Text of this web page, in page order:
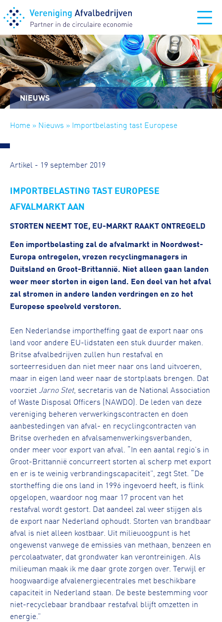
NIEUWS
Home » Nieuws » Importbelasting tast Europese
Artikel - 19 september 2019
IMPORTBELASTING TAST EUROPESE
AFVALMARKT AAN
STORTEN NEEMT TOE, EU-MARKT RAAKT ONTREGELD
Een importbelasting zal de afvalmarkt in Noordwest-
Europa ontregelen, vrezen recyclingmanagers in
Duitsland en Groot-Brittannië. Niet alleen gaan landen
weer meer storten in eigen land. Een deel van het afval
zal stromen in andere landen verdringen en zo het
Europese speelveld verstoren.
Een Nederlandse importheffing gaat de export naar ons
land voor andere EU-lidstaten een stuk duurder maken.
Britse afvalbedrijven zullen hun restafval en
sorteerresiduen dan niet meer naar ons land uitvoeren,
maar in eigen land weer naar de stortplaats brengen. Dat
voorziet Jarno Stet, secretaris van de National Association
of Waste Disposal Officers (NAWDO). De leden van deze
vereniging beheren verwerkingscontracten en doen
aanbestedingen van afval- en recyclingcontracten van
Britse overheden en afvalsamenwerkingsverbanden,
onder meer voor export van afval. “In een aantal regio’s in
Groot-Brittannië concurreert storten al scherp met export
en er is te weinig verbrandingscapaciteit”, zegt Stet. “De
stortheffing die ons land in 1996 ingevoerd heeft, is flink
opgelopen, waardoor nog maar 17 procent van het
restafval wordt gestort. Dat aandeel zal weer stijgen als
de export naar Nederland ophoudt. Storten van brandbaar
afval is niet alleen kostbaar. Uit milieuoogpunt is het
ongewenst vanwege de emissies van methaan, benzeen en
percolaatwater, dat grondwater kan verontreinigen. Als
milieuman maak ik me daar grote zorgen over. Terwijl er
hoogwaardige afvalenergiecentrales met beschikbare
capaciteit in Nederland staan. De beste bestemming voor
niet-recyclebaar brandbaar restafval blijft omzetten in
energie.”